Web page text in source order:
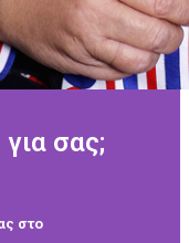
σας;
στο